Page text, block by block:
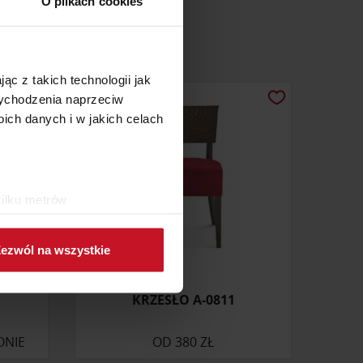
z takich technologii jak
naprzeciw
danych i w jakich celach
metrów
preferencje w
społecznościowym,
na wszystkie
KRZESŁO A-0811
OD 380 ZŁ